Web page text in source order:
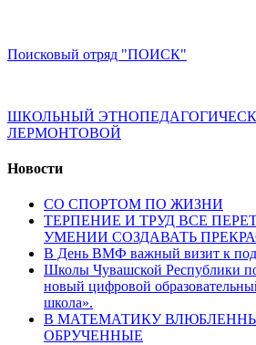
Поисковый отряд "ПОИСК"
ШКОЛЬНЫЙ
ЛЕРМОНТОВОЙ
Новости
СО СПОРТОМ ПО ЖИЗНИ
ТЕРПЕНИЕ И ТРУД ВСЕ
УМЕНИИ СОЗДАВАТЬ
В День ВМФ важный визит к
Школы Чувашской Республики
новый цифровой
школа».
В МАТЕМАТИКУ
ОБРУЧЕННЫЕ